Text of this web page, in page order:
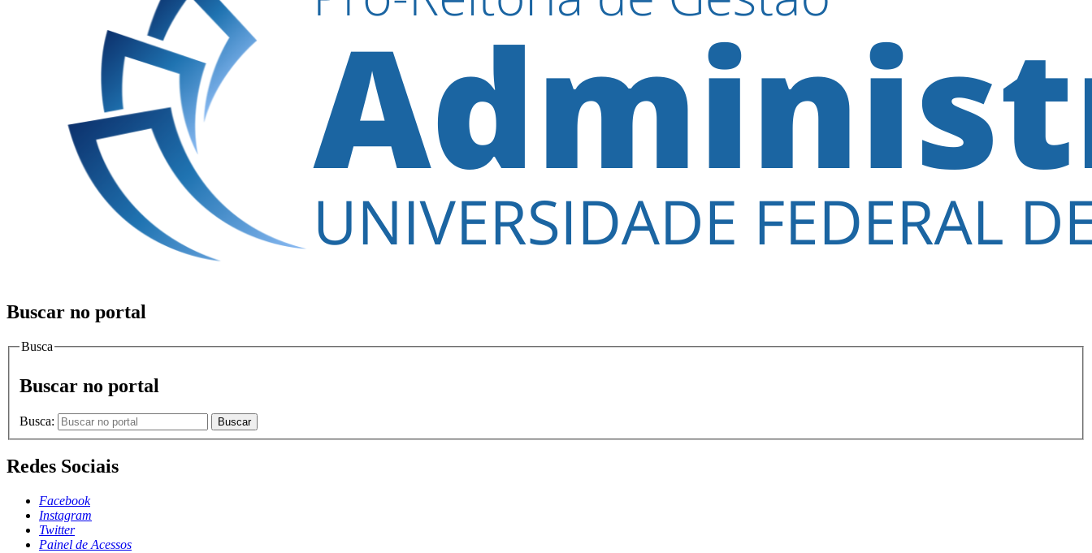
Buscar no portal
Busca
Buscar no portal
Busca: Buscar
Redes Sociais
Facebook
Instagram
Twitter
Painel de Acessos